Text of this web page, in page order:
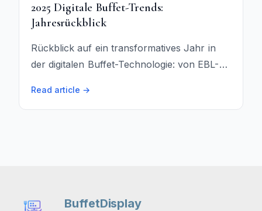
2025 Digitale Buffet-Trends:
Jahresrückblick
Rückblick auf ein transformatives Jahr in
der digitalen Buffet-Technologie: von EBL-
Read article →
BuffetDisplay